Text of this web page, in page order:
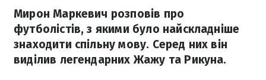
Мирон Маркевич розповів про
футболістів, з якими було найскладніше
знаходити спільну мову. Серед них він
виділив легендарних Жажу та Рикуна.